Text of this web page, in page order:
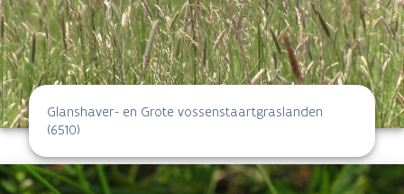
Glanshaver- en Grote vossenstaartgraslanden
(6510)